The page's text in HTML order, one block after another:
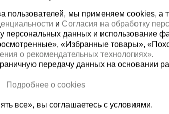
90 +7 (861) 225-
мы применяем cookies, а
и Согласия на обработку
персональных данных и использование
«Избранные товары»,
о рекомендательных технологиях».
передачу данных на основании
Подробнее о cookies
все», вы соглашаетесь с условиями.